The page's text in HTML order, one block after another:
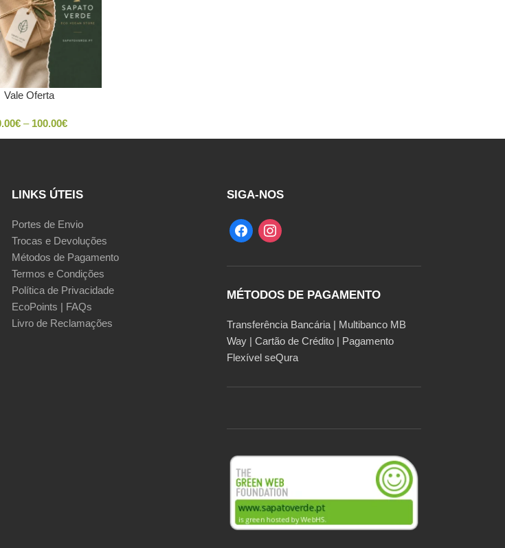
Vale Oferta
€ – 100.00€
LINKS ÚTEIS
Portes de Envio
Trocas e Devoluções
Métodos de Pagamento
Termos e Condições
Política de Privacidade
EcoPoints | FAQs
Livro de Reclamações
SIGA-NOS
MÉTODOS DE PAGAMENTO
Transferência Bancária | Multibanco MB
Way | Cartão de Crédito | Pagamento
Flexível seQura